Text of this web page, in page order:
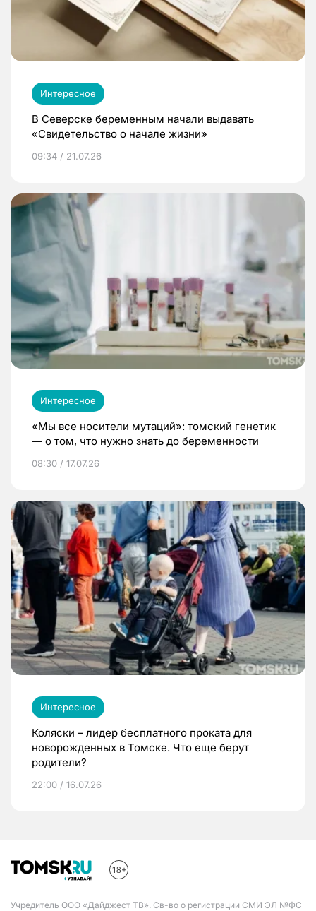
Интересное
В Северске беременным начали выдавать
«Свидетельство о начале жизни»
09:34 / 21.07.26
Интересное
«Мы все носители мутаций»: томский генетик
— о том, что нужно знать до беременности
08:30 / 17.07.26
Интересное
Коляски – лидер бесплатного проката для
новорожденных в Томске. Что еще берут
родители?
22:00 / 16.07.26
Учредитель ООО «Дайджест ТВ». Св-во о регистрации СМИ ЭЛ №ФС